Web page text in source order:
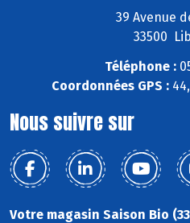
39 Avenue
33500
Téléphone :
Coordonnées GPS :
Nous suivre sur
Votre magasin Saison Bio